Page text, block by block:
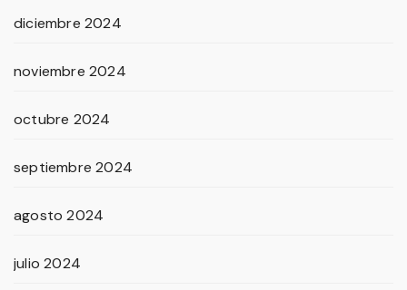
diciembre 2024
noviembre 2024
octubre 2024
septiembre 2024
agosto 2024
julio 2024